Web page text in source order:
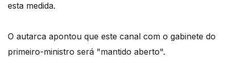
esta medida.
O autarca apontou que este canal com o gabinete do
primeiro-ministro será "mantido aberto".